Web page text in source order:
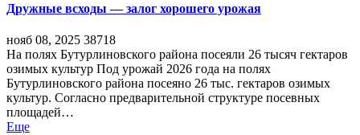
Дружные всходы — залог хорошего урожая
нояб 08, 2025 38718
На полях Бутурлиновского района посеяли 26 тысяч гектаров
озимых культур Под урожай 2026 года на полях
Бутурлиновского района посеяно 26 тыс. гектаров озимых
культур. Согласно предварительной структуре посевных
площадей…
Еще